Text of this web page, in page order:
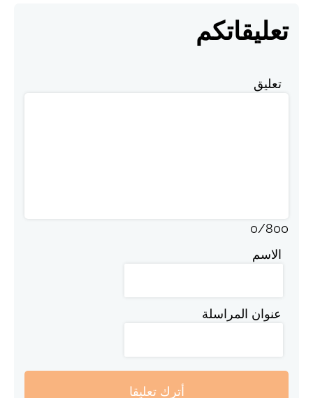
تعليقاتكم
تعليق
0/800
الاسم
عنوان المراسلة
أترك تعليقا